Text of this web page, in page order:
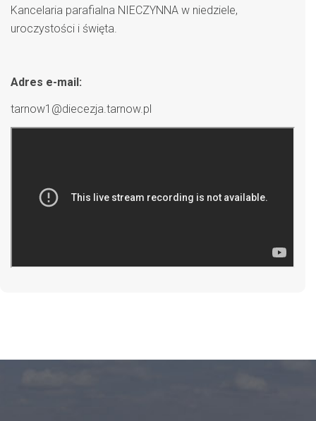
Kancelaria parafialna NIECZYNNA w niedziele,
uroczystości i święta.
Adres e-mail:
tarnow1@diecezja.tarnow.pl